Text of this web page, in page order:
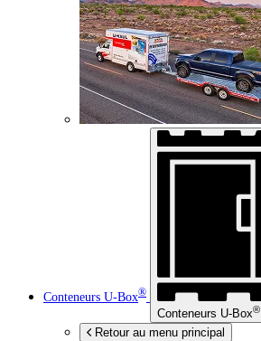
Conteneurs U-Box®
Conteneurs U-Box®
Retour au menu principal